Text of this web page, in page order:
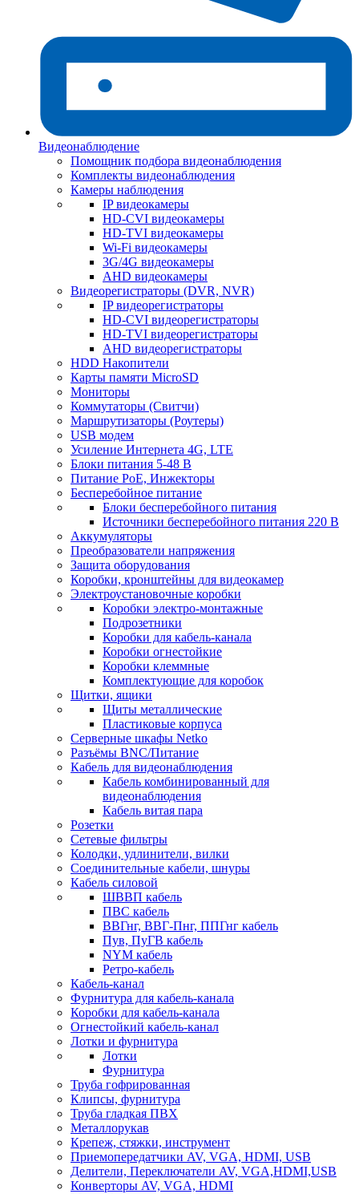
Видеонаблюдение
Помощник подбора видеонаблюдения
Комплекты видеонаблюдения
Камеры наблюдения
IP видеокамеры
HD-CVI видеокамеры
HD-TVI видеокамеры
Wi-Fi видеокамеры
3G/4G видеокамеры
AHD видеокамеры
Видеорегистраторы (DVR, NVR)
IP видеорегистраторы
HD-CVI видеорегистраторы
HD-TVI видеорегистраторы
AHD видеорегистраторы
HDD Накопители
Карты памяти MicroSD
Мониторы
Коммутаторы (Свитчи)
Маршрутизаторы (Роутеры)
USB модем
Усиление Интернета 4G, LTE
Блоки питания 5-48 В
Питание PoE, Инжекторы
Бесперебойное питание
Блоки бесперебойного питания
Источники бесперебойного питания 220 В
Аккумуляторы
Преобразователи напряжения
Защита оборудования
Коробки, кронштейны для видеокамер
Электроустановочные коробки
Коробки электро-монтажные
Подрозетники
Коробки для кабель-канала
Коробки огнестойкие
Коробки клеммные
Комплектующие для коробок
Щитки, ящики
Щиты металлические
Пластиковые корпуса
Серверные шкафы Netko
Разъёмы BNC/Питание
Кабель для видеонаблюдения
Кабель комбинированный для
видеонаблюдения
Кабель витая пара
Розетки
Сетевые фильтры
Колодки, удлинители, вилки
Соединительные кабели, шнуры
Кабель силовой
ШВВП кабель
ПВС кабель
ВВГнг, ВВГ-Пнг, ППГнг кабель
Пув, ПуГВ кабель
NYM кабель
Ретро-кабель
Кабель-канал
Фурнитура для кабель-канала
Коробки для кабель-канала
Огнестойкий кабель-канал
Лотки и фурнитура
Лотки
Фурнитура
Труба гофрированная
Клипсы, фурнитура
Труба гладкая ПВХ
Металлорукав
Крепеж, стяжки, инструмент
Приемопередатчики AV, VGA, HDMI, USB
Делители, Переключатели AV, VGA,HDMI,USB
Конверторы AV, VGA, HDMI